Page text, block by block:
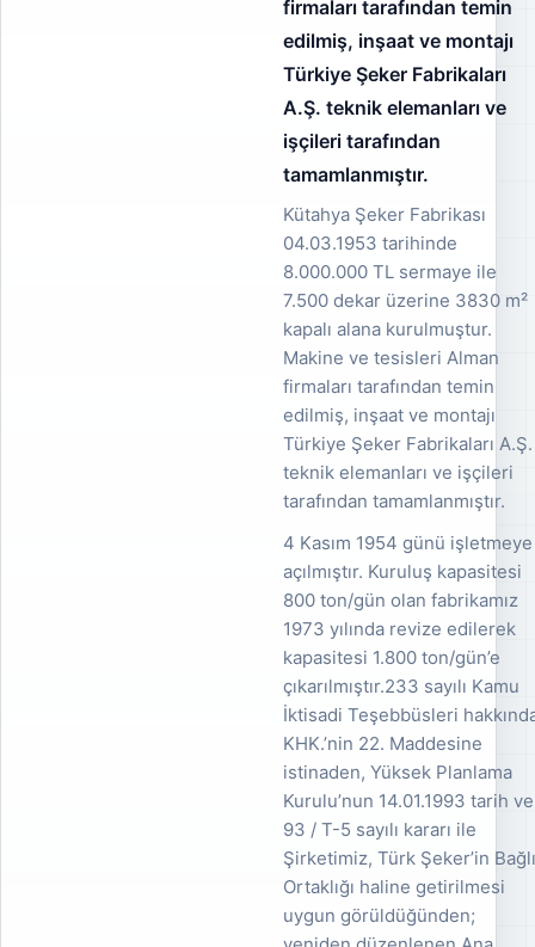
firmaları tarafından temin
edilmiş, inşaat ve montajı
Türkiye Şeker Fabrikaları
A.Ş. teknik elemanları ve
işçileri tarafından
tamamlanmıştır.
Kütahya Şeker Fabrikası
04.03.1953 tarihinde
8.000.000 TL sermaye ile
7.500 dekar üzerine 3830 m²
kapalı alana kurulmuştur.
Makine ve tesisleri Alman
firmaları tarafından temin
edilmiş, inşaat ve montajı
Türkiye Şeker Fabrikaları A.Ş.
teknik elemanları ve işçileri
tarafından tamamlanmıştır.
4 Kasım 1954 günü işletmeye
açılmıştır. Kuruluş kapasitesi
800 ton/gün olan fabrikamız
1973 yılında revize edilerek
kapasitesi 1.800 ton/gün’e
çıkarılmıştır.233 sayılı Kamu
İktisadi Teşebbüsleri
KHK.’nin 22. Maddesine
istinaden, Yüksek Planlama
Kurulu’nun 14.01.1993 tarih ve
93 / T-5 sayılı kararı ile
Şirketimiz, Türk Şeker’in
Ortaklığı haline getirilmesi
uygun görüldüğünden;